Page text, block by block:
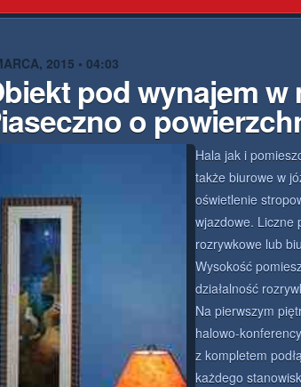
2015 • 04:03
pod wynajem
o
Hala jak i
także biurowe w
oświetlenie
wjazdowe. Liczne
rozrywkowe lub
Wysokość
działalność
Na pierwszym
halowo-
z kompletem
każdego